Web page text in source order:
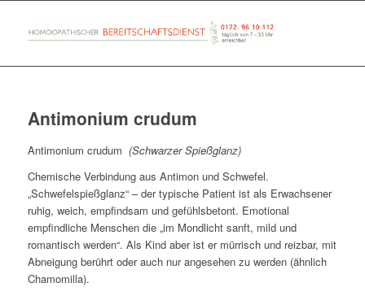
Antimonium crudum
Antimonium crudum (Schwarzer Spießglanz)
Chemische Verbindung aus Antimon und Schwefel.
„Schwefelspießglanz“ – der typische Patient ist als Erwachsener
ruhig, weich, empfindsam und gefühlsbetont. Emotional
empfindliche Menschen die „im Mondlicht sanft, mild und
romantisch werden“. Als Kind aber ist er mürrisch und reizbar, mit
Abneigung berührt oder auch nur angesehen zu werden (ähnlich
Chamomilla).